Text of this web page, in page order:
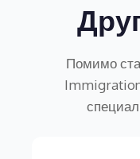
Помимо